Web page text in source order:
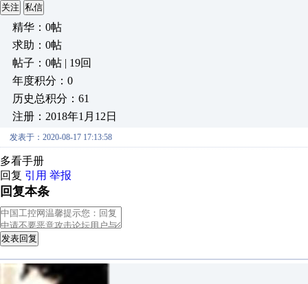
关注 私信
精华：0帖
求助：0帖
帖子：0帖 | 19回
年度积分：0
历史总积分：61
注册：2018年1月12日
发表于：2020-08-17 17:13:58
多看手册
回复 引用 举报
回复本条
发表回复